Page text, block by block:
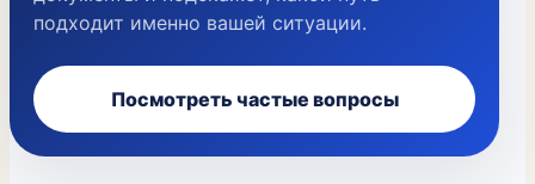
подходит именно вашей ситуации.
Посмотреть частые вопросы